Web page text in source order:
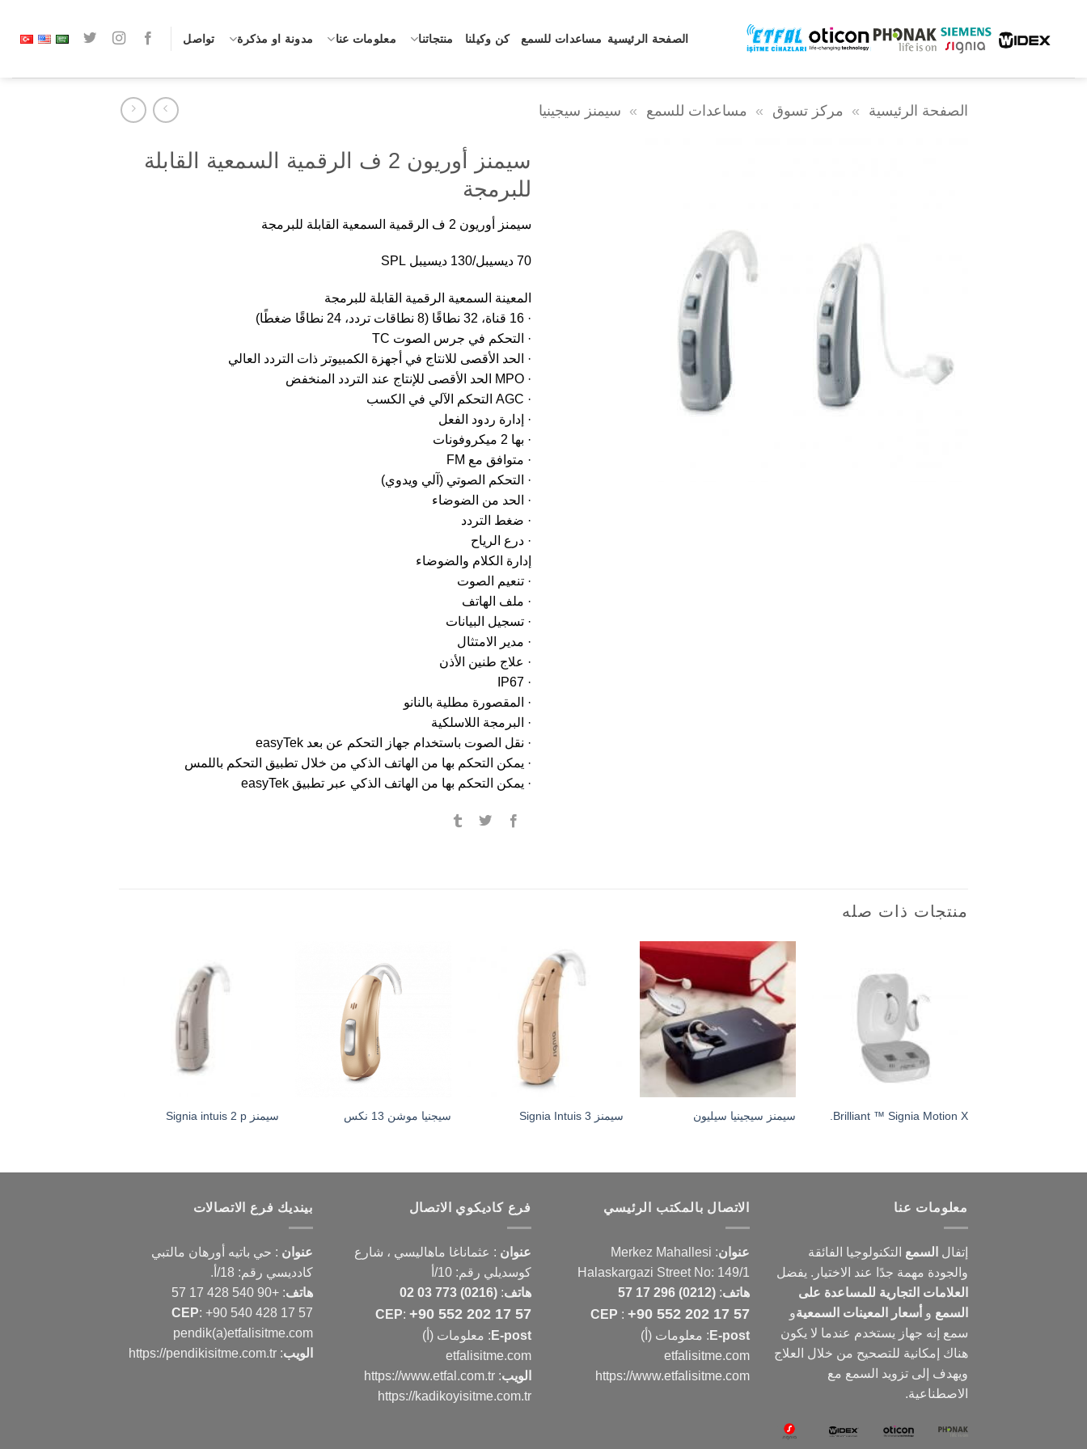
المحتوى
الصفحة الرئيسية مساعدات للسمع كن وكيلنا منتجاتنا معلومات عنا مدونة او مذكرة تواصل
الصفحة الرئيسية » مركز تسوق » مساعدات للسمع » سيمنز سيجينيا
سيمنز أوريون 2 ف الرقمية السمعية القابلة
للبرمجة
سيمنز أوريون 2 ف الرقمية السمعية القابلة للبرمجة
70 ديسيبل/130 ديسيبل SPL
المعينة السمعية الرقمية القابلة للبرمجة
· 16 قناة، 32 نطاقًا (8 نطاقات تردد، 24 نطاقًا ضغطًا)
· التحكم في جرس الصوت TC
· الحد الأقصى للانتاج في أجهزة الكمبيوتر ذات التردد العالي
· MPO الحد الأقصى للإنتاج عند التردد المنخفض
· AGC التحكم الآلي في الكسب
· إدارة ردود الفعل
· بها 2 ميكروفونات
· متوافق مع FM
· التحكم الصوتي (آلي ويدوي)
· الحد من الضوضاء
· ضغط التردد
· درع الرياح
إدارة الكلام والضوضاء
· تنعيم الصوت
· ملف الهاتف
· تسجيل البيانات
· مدير الامتثال
· علاج طنين الأذن
· IP67
· المقصورة مطلية بالنانو
· البرمجة اللاسلكية
· نقل الصوت باستخدام جهاز التحكم عن بعد easyTek
· يمكن التحكم بها من الهاتف الذكي من خلال تطبيق التحكم باللمس
· يمكن التحكم بها من الهاتف الذكي عبر تطبيق easyTek
منتجات ذات صله
Brilliant ™ Signia Motion X. سيمنز سيجينيا سيليون سيمنز Signia Intuis 3 سيجنيا موشن 13 نكس سيمنز Signia intuis 2 p
معلومات عنا
إتفال السمع التكنولوجيا الفائقة
والجودة مهمة جدًا عند الاختيار. يفضل
العلامات التجارية للمساعدة على
السمع و أسعار المعينات السمعيةو
سمع إنه جهاز يستخدم عندما لا يكون
هناك إمكانية للتصحيح من خلال العلاج
ويهدف إلى تزويد السمع مع
الاصطناعية.
الاتصال بالمكتب الرئيسي
عنوان:
Merkez Mahallesi
Halaskargazi Street No: 149/1
هاتف:
(0212) 296 17 57
CEP : +90 552 202 17 57
E-post : معلومات (أ)
etfalisitme.com
https://www.etfalisitme.com
فرع كاديكوي الاتصال
عنوان : عثماناغا ماهاليسي ، شارع
كوسديلي رقم: 10/أ
هاتف:
(0216) 773 03 02
CEP: +90 552 202 17 57
E-post : معلومات (أ)
etfalisitme.com
الويب:
https://www.etfal.com.tr
https://kadikoyisitme.com.tr
بينديك فرع الاتصالات
عنوان : حي باتيه أورهان مالتبي
كادديسي رقم: 18/أ.
هاتف:
+90 540 428 17 57
CEP: +90 540 428 17 57
pendik(a)etfalisitme.com
الويب:
https://pendikisitme.com.tr